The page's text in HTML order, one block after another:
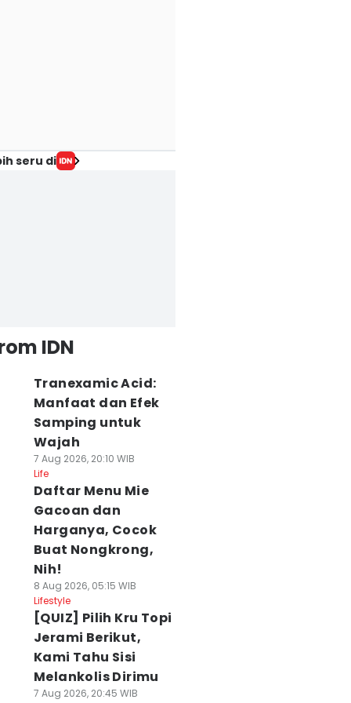
seru di
IDN
Tranexamic Acid:
Manfaat dan Efek
Samping untuk
Wajah
7 Aug 2026, 20:10 WIB
Life
Daftar Menu Mie
Gacoan dan
Harganya, Cocok
Buat Nongkrong,
Nih!
8 Aug 2026, 05:15 WIB
Lifestyle
[QUIZ] Pilih Kru Topi
Jerami Berikut,
Kami Tahu Sisi
Melankolis Dirimu
7 Aug 2026, 20:45 WIB